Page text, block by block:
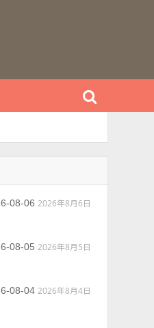
08-06 2026年8月6日
08-05 2026年8月5日
08-04 2026年8月4日